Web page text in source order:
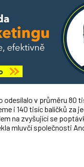
v průměru 80
i 140 tisíc balíčků za
na zvyšující se
mluvčí společnosti